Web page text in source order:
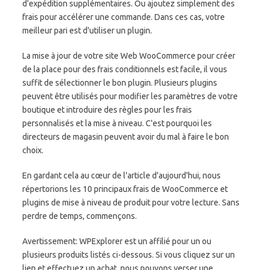
d'expédition supplémentaires. Ou ajoutez simplement des
frais pour accélérer une commande. Dans ces cas, votre
meilleur pari est d'utiliser un plugin.
La mise à jour de votre site Web WooCommerce pour créer
de la place pour des frais conditionnels est facile, il vous
suffit de sélectionner le bon plugin. Plusieurs plugins
peuvent être utilisés pour modifier les paramètres de votre
boutique et introduire des règles pour les frais
personnalisés et la mise à niveau. C'est pourquoi les
directeurs de magasin peuvent avoir du mal à faire le bon
choix.
En gardant cela au cœur de l'article d'aujourd'hui, nous
répertorions les 10 principaux frais de WooCommerce et
plugins de mise à niveau de produit pour votre lecture. Sans
perdre de temps, commençons.
Avertissement: WPExplorer est un affilié pour un ou
plusieurs produits listés ci-dessous. Si vous cliquez sur un